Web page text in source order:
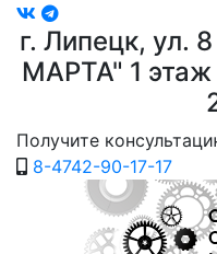
г. Липецк, ул.
МАРТА" 1
Получите
8-4742-90-17-17